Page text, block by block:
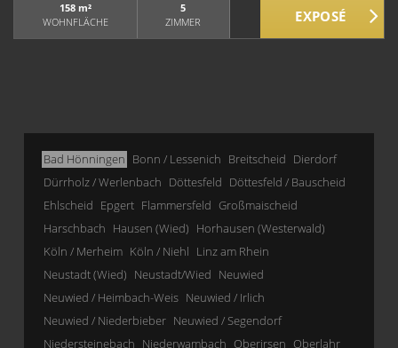
158 m²
WOHNFLÄCHE
5
ZIMMER
Bad Hönningen Bonn / Lessenich Breitscheid Dierdorf
Dürrholz / Werlenbach Döttesfeld Döttesfeld / Bauscheid
Ehlscheid Epgert Flammersfeld Großmaischeid
Harschbach Hausen (Wied) Horhausen (Westerwald)
Köln / Merheim Köln / Niehl Linz am Rhein
Neustadt (Wied) Neustadt/Wied Neuwied
Neuwied / Heimbach-Weis Neuwied / Irlich
Neuwied / Niederbieber Neuwied / Segendorf
Niedersteinebach Niederwambach Oberirsen Oberlahr